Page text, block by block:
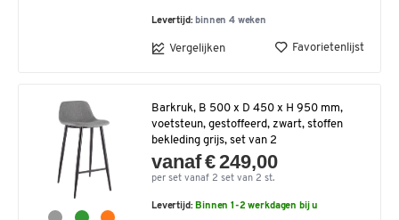
Levertijd: binnen 4 weken
Vergelijken Favorietenlijst
Barkruk, B 500 x D 450 x H 950 mm,
voetsteun, gestoffeerd, zwart, stoffen
bekleding grijs, set van 2
vanaf € 249,00
per set vanaf 2 set van 2 st.
Levertijd: Binnen 1-2 werkdagen bij u